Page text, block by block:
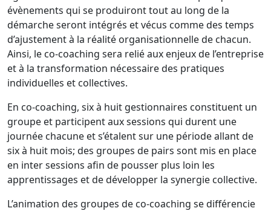
évènements qui se produiront tout au long de la
démarche seront intégrés et vécus comme des temps
d’ajustement à la réalité organisationnelle de chacun.
Ainsi, le co-coaching sera relié aux enjeux de l’entreprise
et à la transformation nécessaire des pratiques
individuelles et collectives.
En co-coaching, six à huit gestionnaires constituent un
groupe et participent aux sessions qui durent une
journée chacune et s’étalent sur une période allant de
six à huit mois; des groupes de pairs sont mis en place
en inter sessions afin de pousser plus loin les
apprentissages et de développer la synergie collective.
L’animation des groupes de co-coaching se différencie